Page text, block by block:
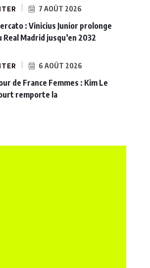
7 AOÛT 2026
: Vinicius Junior prolonge
Real Madrid jusqu’en 2032
6 AOÛT 2026
de France Femmes : Kim Le
remporte la